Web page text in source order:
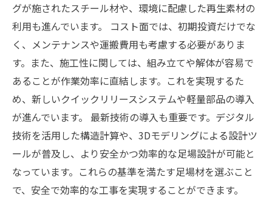
グが施されたスチール材や、環境に配慮した再生素材の
利用も進んでいます。 コスト面では、初期投資だけでな
く、メンテナンスや運搬費用も考慮する必要がありま
す。また、施工性に関しては、組み立てや解体が容易で
あることが作業効率に直結します。これを実現するた
め、新しいクイックリリースシステムや軽量部品の導入
が進んでいます。 最新技術の導入も重要です。デジタル
技術を活用した構造計算や、3Dモデリングによる設計ツ
ールが普及し、より安全かつ効率的な足場設計が可能と
なっています。これらの基準を満たす足場材を選ぶこと
で、安全で効率的な工事を実現することができます。